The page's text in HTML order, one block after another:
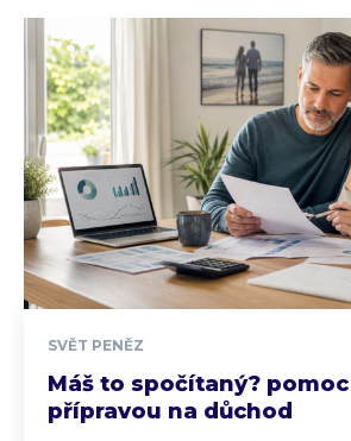
SVĚT PENĚZ
Máš to spočítaný? pomoc
přípravou na důchod